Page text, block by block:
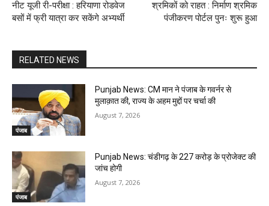
नीट यूजी री-परीक्षा : हरियाणा रोडवेज
बसों में फ्री यात्रा कर सकेंगे अभ्यर्थी
श्रमिकों को राहत : निर्माण श्रमिक
पंजीकरण पोर्टल पुनः शुरू हुआ
RELATED NEWS
पंजाब
Punjab News: CM मान ने पंजाब के गवर्नर से
मुलाक़ात की, राज्य के अहम मुद्दों पर चर्चा की
August 7, 2026
पंजाब
Punjab News: चंडीगढ़ के ₹227 करोड़ के प्रोजेक्ट की
जांच होगी
August 7, 2026